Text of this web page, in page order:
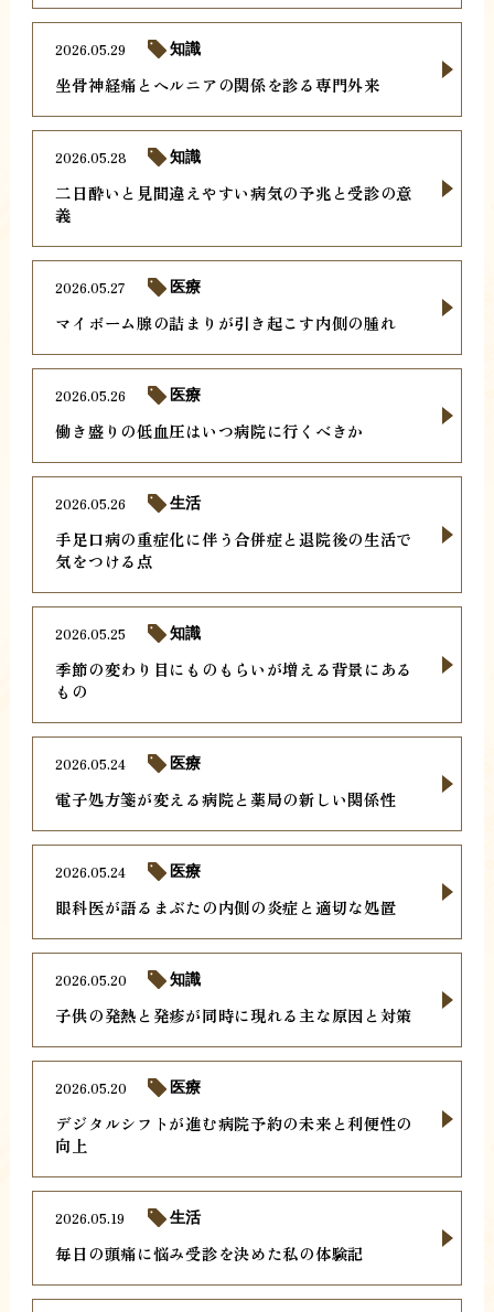
坐骨神経痛とヘルニアの関係を診る専門外来
2026.05.29 知識
二日酔いと見間違えやすい病気の予兆と受診の意
義
2026.05.28 知識
マイボーム腺の詰まりが引き起こす内側の腫れ
2026.05.27 医療
働き盛りの低血圧はいつ病院に行くべきか
2026.05.26 医療
手足口病の重症化に伴う合併症と退院後の生活で
気をつける点
2026.05.26 生活
季節の変わり目にものもらいが増える背景にある
もの
2026.05.25 知識
電子処方箋が変える病院と薬局の新しい関係性
2026.05.24 医療
眼科医が語るまぶたの内側の炎症と適切な処置
2026.05.24 医療
子供の発熱と発疹が同時に現れる主な原因と対策
2026.05.20 知識
デジタルシフトが進む病院予約の未来と利便性の
向上
2026.05.20 医療
毎日の頭痛に悩み受診を決めた私の体験記
2026.05.19 生活